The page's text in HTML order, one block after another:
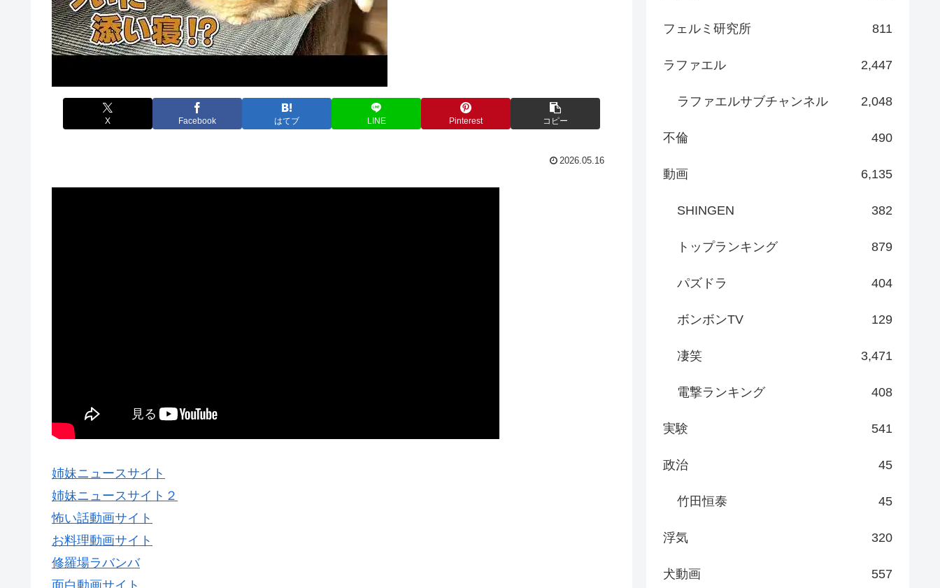
X Facebook はてブ LINE Pinterest コピー
2026.05.16
姉妹ニュースサイト
姉妹ニュースサイト２
怖い話動画サイト
お料理動画サイト
修羅場ラバンバ
面白動画サイト
フェルミ研究所 811
ラファエル 2,447
ラファエルサブチャンネル 2,048
不倫 490
動画 6,135
SHINGEN 382
トップランキング 879
パズドラ 404
ボンボンTV 129
凄笑 3,471
電撃ランキング 408
実験 541
政治 45
竹田恒泰 45
浮気 320
犬動画 557